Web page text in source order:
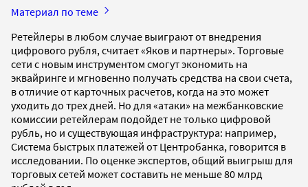
Материал по теме
Ретейлеры в любом случае выиграют от внедрения
цифрового рубля, считает «Яков и партнеры». Торговые
сети с новым инструментом смогут экономить на
эквайринге и мгновенно получать средства на свои счета,
в отличие от карточных расчетов, когда на это может
уходить до трех дней. Но для «атаки» на межбанковские
комиссии ретейлерам подойдет не только цифровой
рубль, но и существующая инфраструктура: например,
Система быстрых платежей от Центробанка, говорится в
исследовании. По оценке экспертов, общий выигрыш для
торговых сетей может составить не меньше 80 млрд